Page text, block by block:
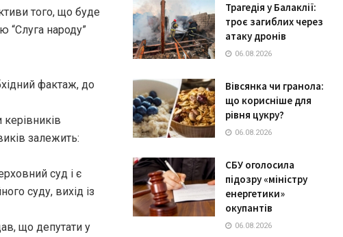
того, що буде
“Слуга народу”
фактаж, до
залежить:
суд і є
суду, вихід із
що депутати у
Трагедія у Балаклії:
троє загиблих через
атаку дронів
06.08.2026
Вівсянка чи гранола:
що корисніше для
рівня цукру?
06.08.2026
СБУ оголосила
підозру «міністру
енергетики»
окупантів
06.08.2026